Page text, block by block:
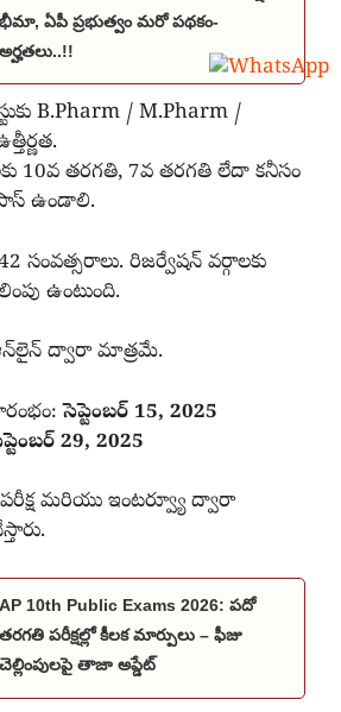
భీమా, ఏపీ ప్రభుత్వం మరో పథకం-
అర్హతలు..!!
B.Pharm / M.Pharm /
10వ తరగతి, 7వ తరగతి లేదా కనీసం
ఉండాలి.
సంవత్సరాలు. రిజర్వేషన్ వర్గాలకు
ఉంటుంది.
ద్వారా మాత్రమే.
సెప్టెంబర్ 15, 2025
29, 2025
మరియు ఇంటర్వ్యూ ద్వారా
AP 10th Public Exams 2026: పదో
తరగతి పరీక్షల్లో కీలక మార్పులు – ఫీజు
చెల్లింపులపై తాజా అప్డేట్